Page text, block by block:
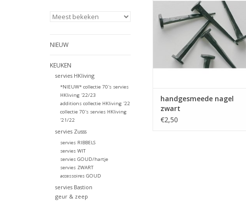
NIEUW
KEUKEN
servies HKliving
*NIEUW* collectie 70's servies
HKliving '22/23
additions collectie HKliving '22
collectie 70's servies HKliving
'21/22
servies Zusss
servies RIBBELS
servies WIT
servies GOUD/hartje
servies ZWART
accessoires GOUD
servies Bastion
geur & zeep
plank/kapstok te bevestigen.
TOEVOEGEN AAN WINKELWAGEN
handgesmeede nagel
zwart
€2,50